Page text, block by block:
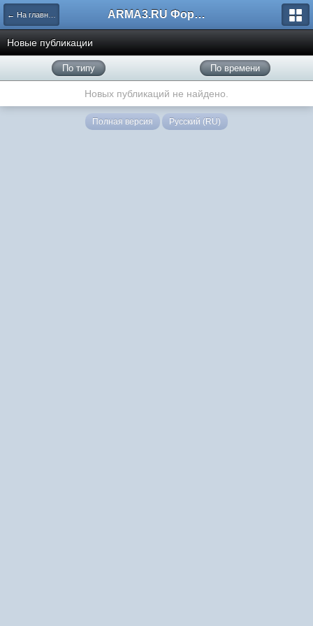
← На главную ARMA3.RU Форум
Новые публикации
По типу По времени
Новых публикаций не найдено.
Полная версия Русский (RU)